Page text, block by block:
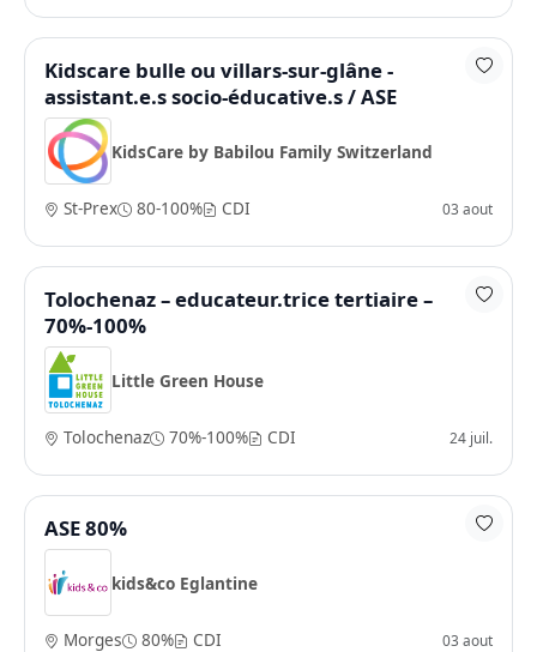
Kidscare bulle ou villars-sur-glâne -
assistant.e.s socio-éducative.s / ASE
KidsCare by Babilou Family Switzerland
St-Prex 80-100% CDI 03 aout
Tolochenaz – educateur.trice tertiaire –
70%-100%
Little Green House
Tolochenaz 70%-100% CDI 24 juil.
ASE 80%
kids&co Eglantine
Morges 80% CDI 03 aout